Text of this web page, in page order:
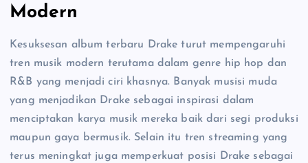
Modern
Kesuksesan album terbaru Drake turut mempengaruhi
tren musik modern terutama dalam genre hip hop dan
R&B yang menjadi ciri khasnya. Banyak musisi muda
yang menjadikan Drake sebagai inspirasi dalam
menciptakan karya musik mereka baik dari segi produksi
maupun gaya bermusik. Selain itu tren streaming yang
terus meningkat juga memperkuat posisi Drake sebagai